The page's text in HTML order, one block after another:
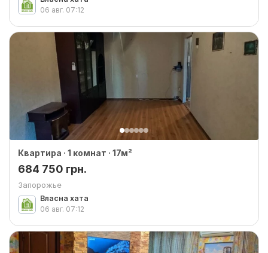
06 авг. 07:12
Квартира · 1 комнат · 17м²
684 750 грн.
Запорожье
Власна хата
06 авг. 07:12